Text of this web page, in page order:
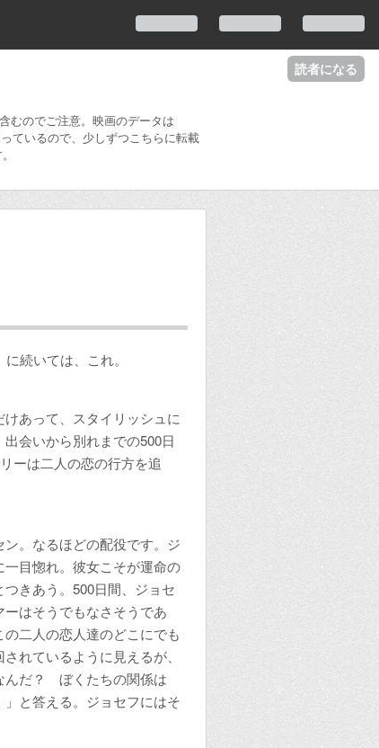
読者になる
むのでご注意。映画のデータは
ているので、少しずつこちらに転載
に続いては、これ。
あって、スタイリッシュに
会いから別れまでの500日
ーは二人の恋の行方を追
。なるほどの配役です。ジ
目惚れ。彼女こそが運命の
きあう。500日間、ジョセ
はそうでもなさそうであ
二人の恋人達のどこにでも
れているように見えるが、
んだ？ ぼくたちの関係は
と答える。ジョセフにはそ